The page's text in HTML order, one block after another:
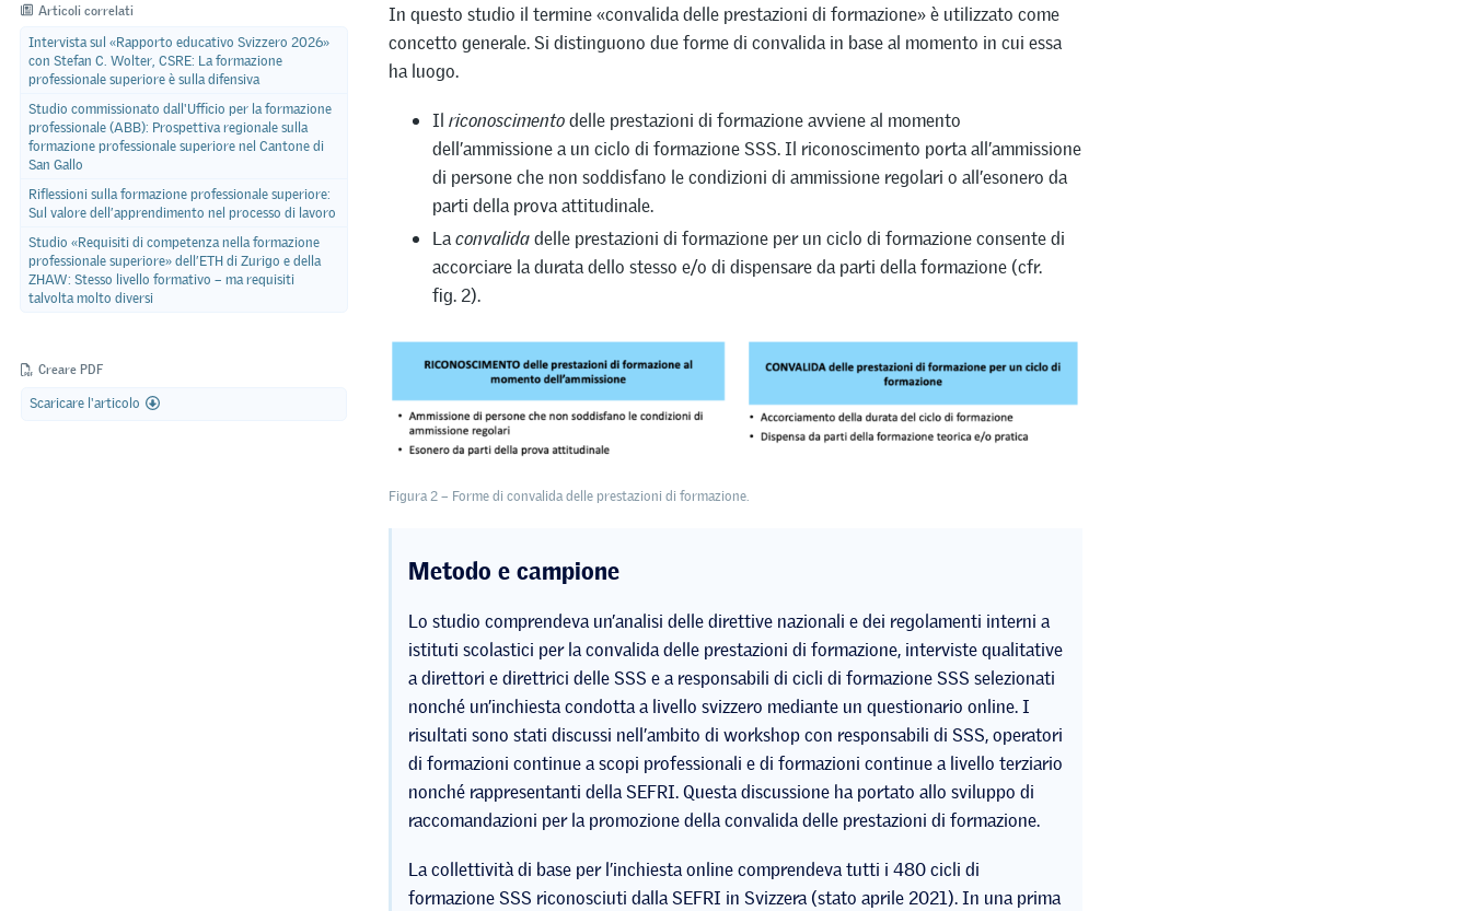
Articoli correlati
Intervista sul «Rapporto educativo Svizzero 2026»
con Stefan C. Wolter, CSRE: La formazione
professionale superiore è sulla difensiva
Studio commissionato dall'Ufficio per la formazione
professionale (ABB): Prospettiva regionale sulla
formazione professionale superiore nel Cantone di
San Gallo
Riflessioni sulla formazione professionale superiore:
Sul valore dell’apprendimento nel processo di lavoro
Studio «Requisiti di competenza nella formazione
professionale superiore» dell’ETH di Zurigo e della
ZHAW: Stesso livello formativo – ma requisiti
talvolta molto diversi
Creare PDF
Scaricare l'articolo
In questo studio il termine «convalida delle prestazioni di formazione» è utilizzato come
concetto generale. Si distinguono due forme di convalida in base al momento in cui essa
ha luogo.
Il riconoscimentodelle prestazioni di formazione avviene al momento
dell’ammissione a un ciclo di formazione SSS. Il riconoscimento porta all’ammissione
di persone che non soddisfano le condizioni di ammissione regolari o all’esonero da
parti della prova attitudinale.
Laconvalidadelle prestazioni di formazione per un ciclo di formazione consente di
accorciare la durata dello stesso e/o di dispensare da parti della formazione (cfr.
fig. 2).
Figura 2 – Forme di convalida delle prestazioni di formazione.
Metodo e campione
Lo studio comprendeva un’analisi delle direttive nazionali e dei regolamenti interni a
istituti scolastici per la convalida delle prestazioni di formazione, interviste qualitative
a direttori e direttrici delle SSS e a responsabili di cicli di formazione SSS selezionati
nonché un’inchiesta condotta a livello svizzero mediante un questionario online. I
risultati sono stati discussi nell’ambito di workshop con responsabili di SSS, operatori
di formazioni continue a scopi professionali e di formazioni continue a livello terziario
nonché rappresentanti della SEFRI. Questa discussione ha portato allo sviluppo di
raccomandazioni per la promozione della convalida delle prestazioni di formazione.
La collettività di base per l’inchiesta online comprendeva tutti i 480 cicli di
formazione SSS riconosciuti dalla SEFRI in Svizzera (stato aprile 2021). In una prima